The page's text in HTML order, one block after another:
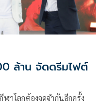
ล้าน จัดดรีมไฟต์
าโลกต้องจดจำกันอีกครั้ง